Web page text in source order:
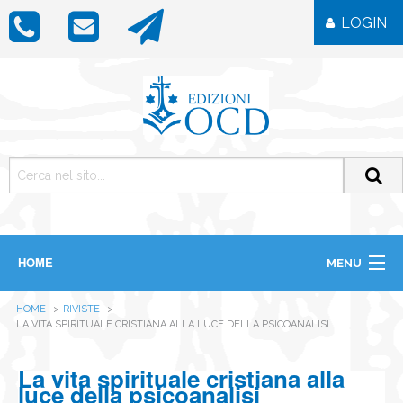
LOGIN
HOME MENU
LIBRI
IMMAGINI
OGGETTISTICA
HOME
RIVISTE
LA VITA SPIRITUALE CRISTIANA ALLA LUCE DELLA PSICOANALISI
La vita spirituale cristiana alla
luce della psicoanalisi